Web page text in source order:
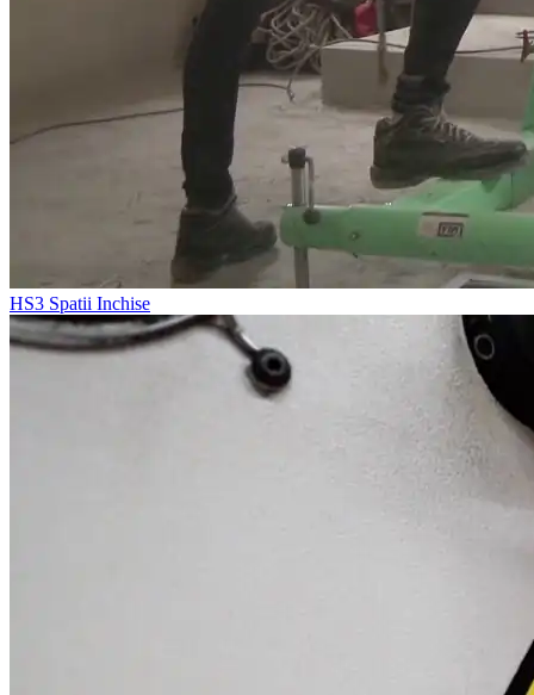
HS3 Spatii Inchise